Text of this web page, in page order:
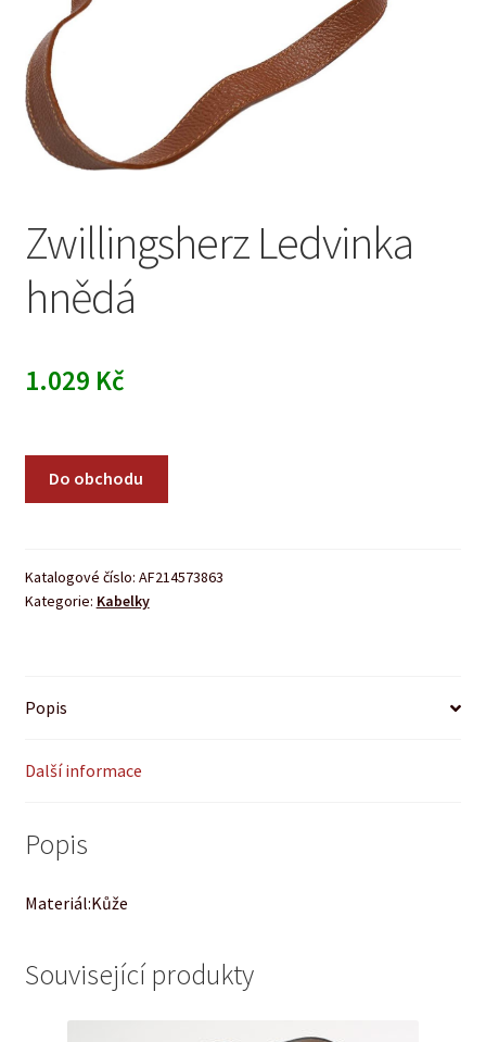
Zwillingsherz Ledvinka
hnědá
1.029 Kč
Do obchodu
Katalogové číslo: AF214573863
Kategorie: Kabelky
Popis
Další informace
Popis
Materiál:Kůže
Související produkty